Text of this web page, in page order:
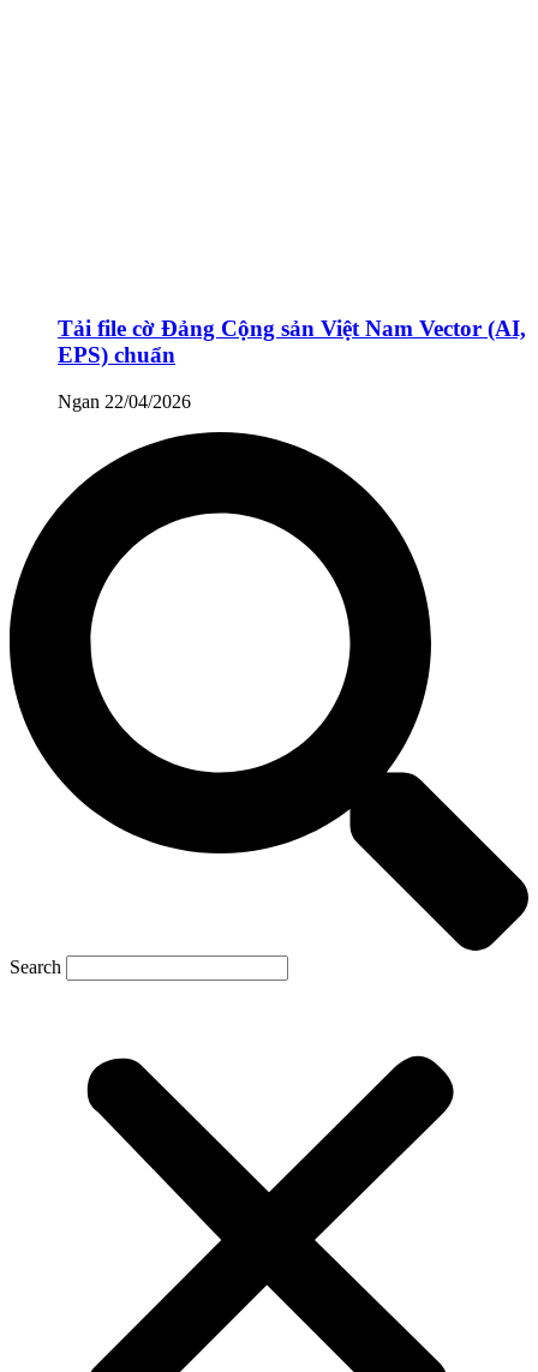
Tải file cờ Đảng Cộng sản Việt Nam Vector (AI,
EPS) chuẩn
Ngan 22/04/2026
Search